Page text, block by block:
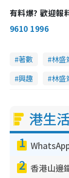
有料爆? 歡迎
9610 1996
著數 林盛
興趣
林盛
港生
1
2